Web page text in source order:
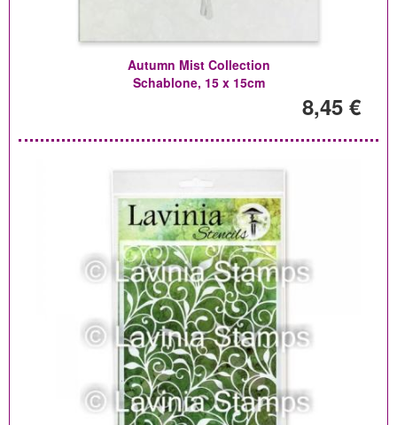
Autumn Mist Collection
Schablone, 15 x 15cm
8,45 €